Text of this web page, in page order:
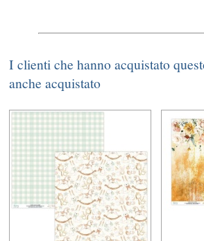
I clienti che hanno acquistato
anche acquistato